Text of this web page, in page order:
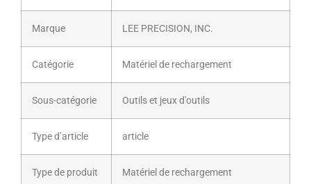
Marque LEE PRECISION, INC.
Catégorie Matériel de rechargement
Sous-catégorie Outils et jeux d'outils
Type d’article article
Type de produit Matériel de rechargement